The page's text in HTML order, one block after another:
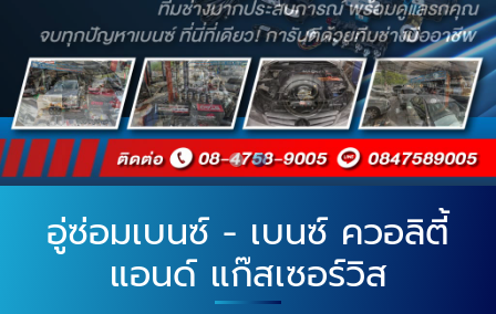
อู่ซ่อมเบนซ์ - เบนซ์ ควอลิตี้
แอนด์ แก๊สเซอร์วิส